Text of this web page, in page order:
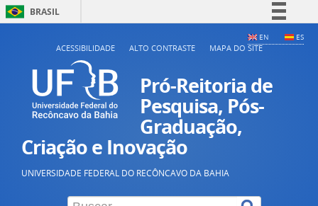
BRASIL
Simplifique!
Participe
Acesso à informação
Legislação
Canais
EN ES
ACESSIBILIDADE ALTO CONTRASTE MAPA DO SITE
Pró-Reitoria de
Pesquisa, Pós-
Graduação,
Criação e Inovação
UNIVERSIDADE FEDERAL DO RECÔNCAVO DA BAHIA